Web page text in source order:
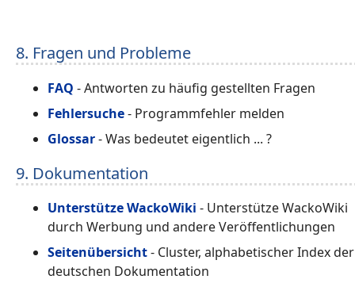
8. Fragen und Probleme
FAQ - Antworten zu häufig gestellten Fragen
Fehlersuche- Programmfehler melden
Glossar- Was bedeutet eigentlich ... ?
9. Dokumentation
Unterstütze WackoWiki - Unterstütze WackoWiki
durch Werbung und andere Veröffentlichungen
Seitenübersicht- Cluster, alphabetischer Index der
deutschen Dokumentation